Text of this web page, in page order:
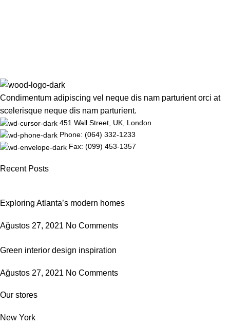
Condimentum adipiscing vel neque dis nam parturient orci at
scelerisque neque dis nam parturient.
451 Wall Street, UK, London
Phone: (064) 332-1233
Fax: (099) 453-1357
Recent Posts
Exploring Atlanta’s modern homes
Ağustos 27, 2021 No Comments
Green interior design inspiration
Ağustos 27, 2021 No Comments
Our stores
New York